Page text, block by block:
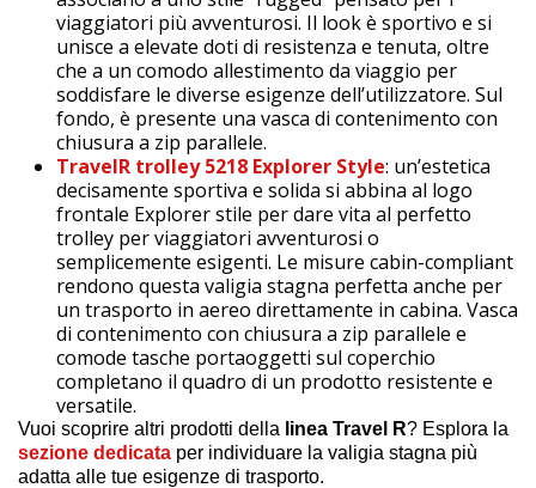
viaggiatori più avventurosi. Il look è sportivo e si
unisce a elevate doti di resistenza e tenuta, oltre
che a un comodo allestimento da viaggio per
soddisfare le diverse esigenze dell’utilizzatore. Sul
fondo, è presente una vasca di contenimento con
chiusura a zip parallele.
TravelR trolley 5218 Explorer Style: un’estetica
decisamente sportiva e solida si abbina al logo
frontale Explorer stile per dare vita al perfetto
trolley per viaggiatori avventurosi o
semplicemente esigenti. Le misure cabin-compliant
rendono questa valigia stagna perfetta anche per
un trasporto in aereo direttamente in cabina. Vasca
di contenimento con chiusura a zip parallele e
comode tasche portaoggetti sul coperchio
completano il quadro di un prodotto resistente e
versatile.
Vuoi scoprire altri prodotti della linea Travel R? Esplora la
sezione dedicata per individuare la valigia stagna più
adatta alle tue esigenze di trasporto.